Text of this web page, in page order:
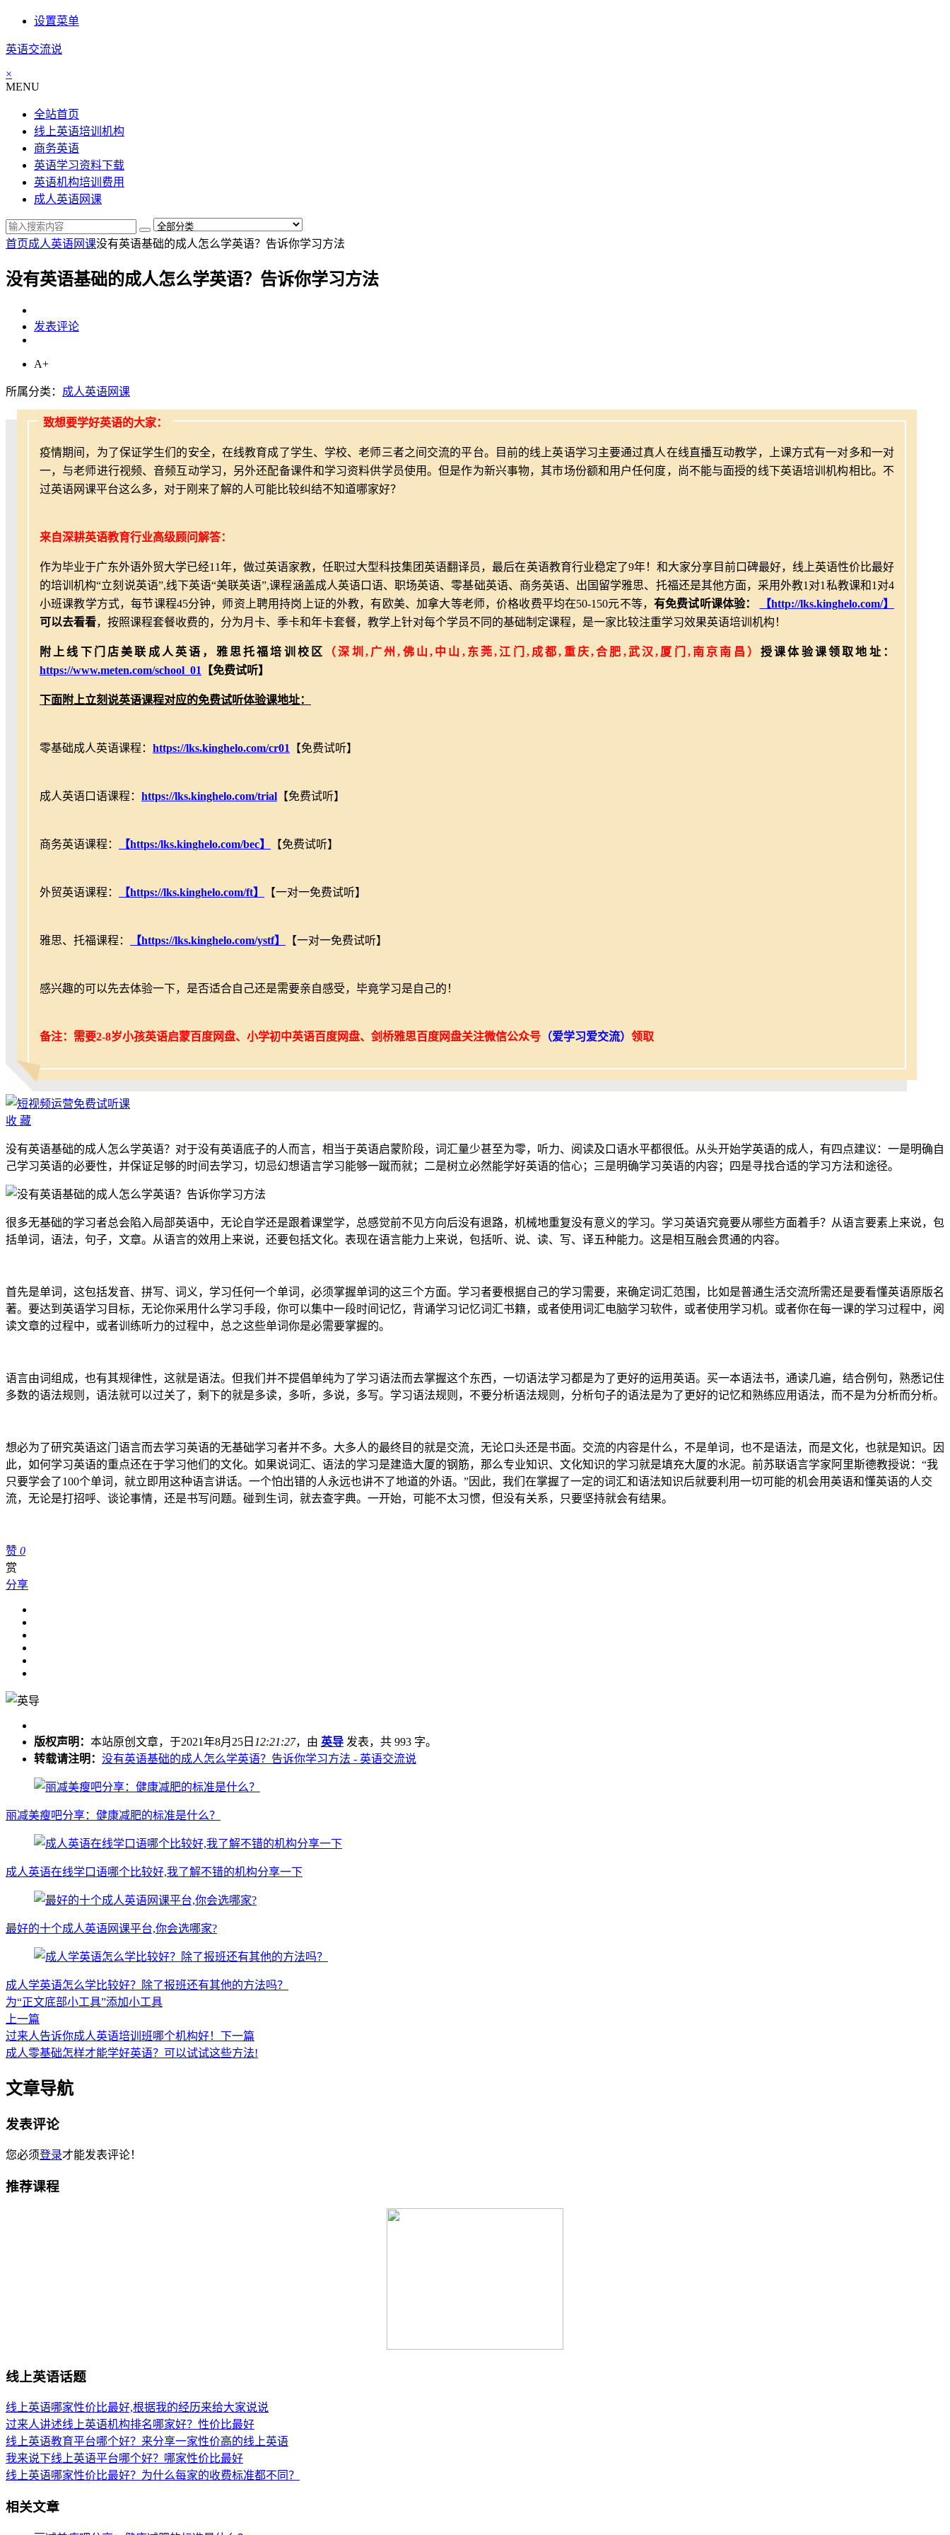
设置菜单
英语交流说
×
MENU
全站首页
线上英语培训机构
商务英语
英语学习资料下载
英语机构培训费用
成人英语网课
首页成人英语网课没有英语基础的成人怎么学英语？告诉你学习方法
没有英语基础的成人怎么学英语？告诉你学习方法
发表评论
A+
所属分类： 成人英语网课
致想要学好英语的大家：
疫情期间，为了保证学生们的安全，在线教育成了学生、学校、老师三者之间交流的平台。目前的线上英语学习主要通过真人在线直播互动教学，上课方式有一对多和一对
一，与老师进行视频、音频互动学习，另外还配备课件和学习资料供学员使用。但是作为新兴事物，其市场份额和用户任何度，尚不能与面授的线下英语培训机构相比。不
过英语网课平台这么多，对于刚来了解的人可能比较纠结不知道哪家好？
来自深耕英语教育行业高级顾问解答：
作为毕业于广东外语外贸大学已经11年，做过英语家教，任职过大型科技集团英语翻译员，最后在英语教育行业稳定了9年！和大家分享目前口碑最好，线上英语性价比最好
的培训机构“立刻说英语”,线下英语“美联英语”,课程涵盖成人英语口语、职场英语、零基础英语、商务英语、出国留学雅思、托福还是其他方面，采用外教1对1私教课和1对4
小班课教学方式，每节课程45分钟，师资上聘用持岗上证的外教，有欧美、加拿大等老师，价格收费平均在50-150元不等，有免费试听课体验：
【http://lks.kinghelo.com/】
可以去看看，按照课程套餐收费的，分为月卡、季卡和年卡套餐，教学上针对每个学员不同的基础制定课程，是一家比较注重学习效果英语培训机构！
附上线下门店美联成人英语，雅思托福培训校区 （深圳,广州,佛山,中山,东莞,江门,成都,重庆,合肥,武汉,厦门,南京南昌）授课体验课领取地址：
https://www.meten.com/school_01
【免费试听】
下面附上立刻说英语课程对应的免费试听体验课地址：
零基础成人英语课程： https://lks.kinghelo.com/cr01 【免费试听】
成人英语口语课程： https://lks.kinghelo.com/trial 【免费试听】
商务英语课程： 【https:/lks.kinghelo.com/bec】 【免费试听】
外贸英语课程： 【https://lks.kinghelo.com/ft】 【一对一免费试听】
雅思、托福课程： 【https://lks.kinghelo.com/ystf】 【一对一免费试听】
感兴趣的可以先去体验一下，是否适合自己还是需要亲自感受，毕竟学习是自己的！
备注：需要2-8岁小孩英语启蒙百度网盘、小学初中英语百度网盘、剑桥雅思百度网盘关注微信公众号 （爱学习爱交流） 领取
收 藏
没有英语基础的成人怎么学英语？对于没有英语底子的人而言，相当于英语启蒙阶段，词汇量少甚至为零，听力、阅读及口语水平都很低。从头开始学英语的成人，有四点建议：一是明确自
己学习英语的必要性，并保证足够的时间去学习，切忌幻想语言学习能够一蹴而就；二是树立必然能学好英语的信心；三是明确学习英语的内容；四是寻找合适的学习方法和途径。
很多无基础的学习者总会陷入局部英语中，无论自学还是跟着课堂学，总感觉前不见方向后没有退路，机械地重复没有意义的学习。学习英语究竟要从哪些方面着手？从语言要素上来说，包
括单词，语法，句子，文章。从语言的效用上来说，还要包括文化。表现在语言能力上来说，包括听、说、读、写、译五种能力。这是相互融会贯通的内容。
首先是单词，这包括发音、拼写、词义，学习任何一个单词，必须掌握单词的这三个方面。学习者要根据自己的学习需要，来确定词汇范围，比如是普通生活交流所需还是要看懂英语原版名
著。要达到英语学习目标，无论你采用什么学习手段，你可以集中一段时间记忆，背诵学习记忆词汇书籍，或者使用词汇电脑学习软件，或者使用学习机。或者你在每一课的学习过程中，阅
读文章的过程中，或者训练听力的过程中，总之这些单词你是必需要掌握的。
语言由词组成，也有其规律性，这就是语法。但我们并不提倡单纯为了学习语法而去掌握这个东西，一切语法学习都是为了更好的运用英语。买一本语法书，通读几遍，结合例句，熟悉记住
多数的语法规则，语法就可以过关了，剩下的就是多读，多听，多说，多写。学习语法规则，不要分析语法规则，分析句子的语法是为了更好的记忆和熟练应用语法，而不是为分析而分析。
想必为了研究英语这门语言而去学习英语的无基础学习者并不多。大多人的最终目的就是交流，无论口头还是书面。交流的内容是什么，不是单词，也不是语法，而是文化，也就是知识。因
此，如何学习英语的重点还在于学习他们的文化。如果说词汇、语法的学习是建造大厦的钢筋，那么专业知识、文化知识的学习就是填充大厦的水泥。前苏联语言学家阿里斯德教授说：“我
只要学会了100个单词，就立即用这种语言讲话。一个怕出错的人永远也讲不了地道的外语。”因此，我们在掌握了一定的词汇和语法知识后就要利用一切可能的机会用英语和懂英语的人交
流，无论是打招呼、谈论事情，还是书写问题。碰到生词，就去查字典。一开始，可能不太习惯，但没有关系，只要坚持就会有结果。
赞 0
赏
分享
版权声明： 本站原创文章，于2021年8月25日 12:21:27，由 英导 发表，共 993 字。
转载请注明： 没有英语基础的成人怎么学英语？告诉你学习方法 - 英语交流说
丽减美瘦吧分享：健康减肥的标准是什么？
成人英语在线学口语哪个比较好,我了解不错的机构分享一下
最好的十个成人英语网课平台,你会选哪家?
成人学英语怎么学比较好？除了报班还有其他的方法吗？
为“正文底部小工具”添加小工具
上一篇
过来人告诉你成人英语培训班哪个机构好！ 下一篇
成人零基础怎样才能学好英语？可以试试这些方法!
文章导航
发表评论
您必须登录才能发表评论！
推荐课程
线上英语话题
线上英语哪家性价比最好,根据我的经历来给大家说说
过来人讲述线上英语机构排名哪家好？性价比最好
线上英语教育平台哪个好？来分享一家性价高的线上英语
我来说下线上英语平台哪个好？哪家性价比最好
线上英语哪家性价比最好？为什么每家的收费标准都不同？
相关文章